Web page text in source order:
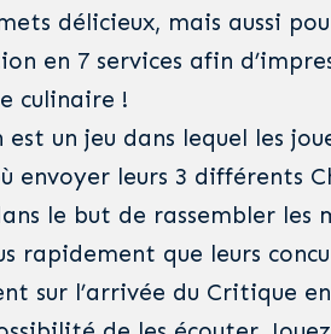
délicieux, mais aussi
en 7 services afin
culinaire !
un jeu dans lequel les
envoyer leurs 3 différents
le but de rassembler les
rapidement que leurs
sur l’arrivée du Critique